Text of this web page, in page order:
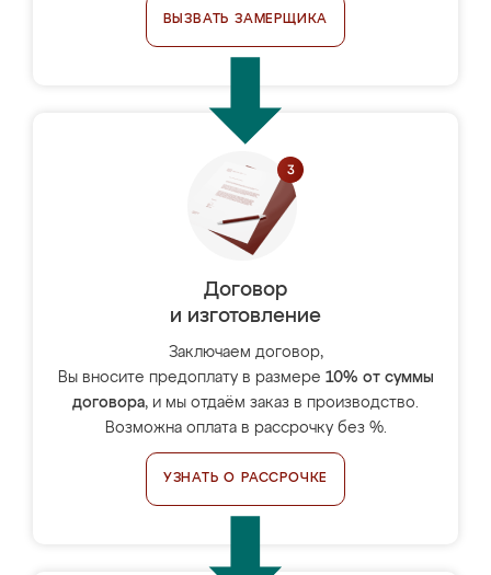
ВЫЗВАТЬ ЗАМЕРЩИКА
Договор
и изготовление
Заключаем договор,
Вы вносите предоплату в размере 10% от суммы
договора, и мы отдаём заказ в производство.
Возможна оплата в рассрочку без %.
УЗНАТЬ О РАССРОЧКЕ